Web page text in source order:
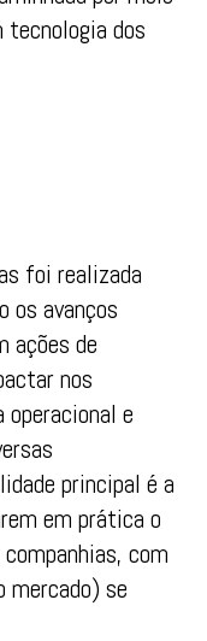
tecnologia dos
foi realizada
os avanços
ações de
nos
e
principal é a
em prática o
com
mercado) se